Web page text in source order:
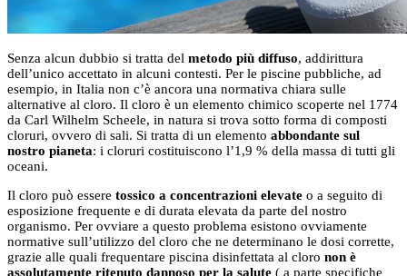
Senza alcun dubbio si tratta del metodo più diffuso, addirittura
dell’unico accettato in alcuni contesti. Per le piscine pubbliche, ad
esempio, in Italia non c’è ancora una normativa chiara sulle
alternative al cloro. Il cloro è un elemento chimico scoperte nel 1774
da Carl Wilhelm Scheele, in natura si trova sotto forma di composti
cloruri, ovvero di sali. Si tratta di un elemento abbondante sul
nostro pianeta: i cloruri costituiscono l’1,9 % della massa di tutti gli
oceani.
Il cloro può essere tossico a concentrazioni elevate o a seguito di
esposizione frequente e di durata elevata da parte del nostro
organismo. Per ovviare a questo problema esistono ovviamente
normative sull’utilizzo del cloro che ne determinano le dosi corrette,
grazie alle quali frequentare piscina disinfettata al cloro non è
assolutamente ritenuto dannoso per la salute ( a parte specifiche